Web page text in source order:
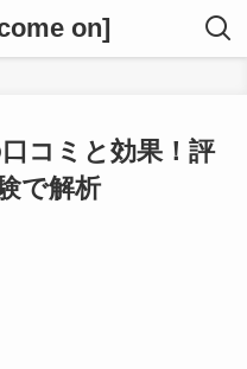
on]
コミと効果！評
で解析